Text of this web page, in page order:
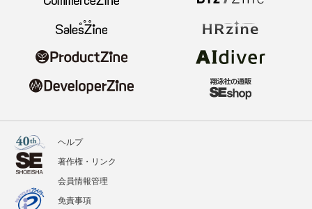
ヘルプ
著作権・リンク
会員情報管理
免責事項